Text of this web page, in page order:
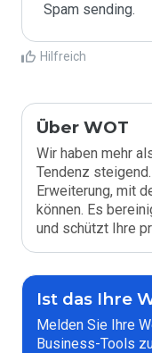
Spam sending.
Hilfreich
Über WOT
Wir haben mehr
Tendenz
Erweiterung, mit
können. Es
und schützt Ihre
Ist das Ihre
Melden Sie Ihre
Business-Tools